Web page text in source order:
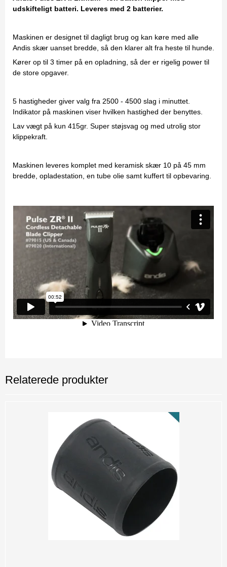
udskifteligt batteri. Leveres med 2 batterier.
Maskinen er designet til dagligt brug og kan køre med alle
Andis skær uanset bredde, så den klarer alt fra heste til hunde.
Kører op til 3 timer på en opladning, så der er rigelig power til
de store opgaver.
5 hastigheder giver valg fra 2500 - 4500 slag i minuttet.
Indikator på maskinen viser hvilken hastighed der benyttes.
Lav vægt på kun 415gr. Super støjsvag og med utrolig stor
klippekraft.
Maskinen leveres komplet med keramisk skær 10 på 45 mm
bredde, opladestation, en tube olie samt kuffert til opbevaring.
Relaterede produkter